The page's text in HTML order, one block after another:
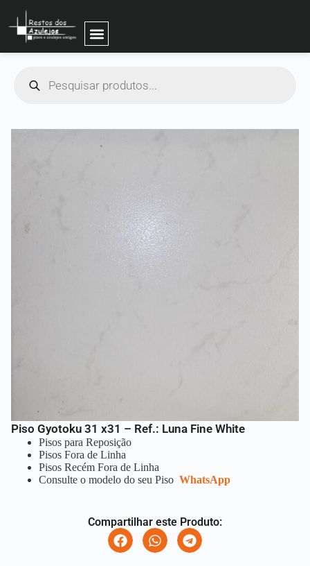
Piso Gyotoku 31 x31 – Ref.: Luna Fine White
Pisos para Reposição
Pisos Fora de Linha
Pisos Recém Fora de Linha
Consulte o modelo do seu Piso WhatsApp
Compartilhar este Produto: